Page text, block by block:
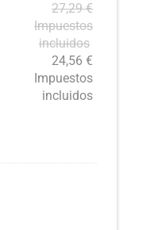
27,29€
Impuestos
incluidos
24,56 €
Impuestos
incluidos